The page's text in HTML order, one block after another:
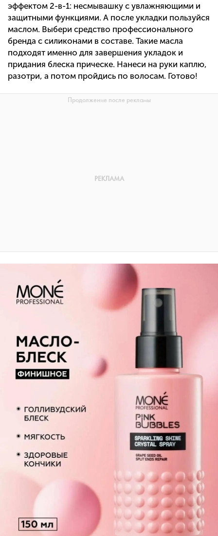
эффектом 2-в-1: несмывашку с увлажняющими и
защитными функциями. А после укладки пользуйся
маслом. Выбери средство профессионального
бренда с силиконами в составе. Такие масла
подходят именно для завершения укладок и
придания блеска прическе. Нанеси на руки каплю,
разотри, а потом пройдись по волосам. Готово!